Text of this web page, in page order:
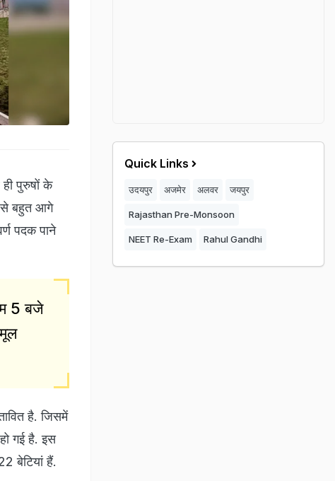
पुरुषों के
से बहुत आगे
पदक पाने
5 बजे
है. जिसमें
गई है. इस
बेटियां हैं.
Quick Links
उदयपुर अजमेर अलवर जयपुर
Rajasthan Pre-Monsoon
NEET Re-Exam Rahul Gandhi